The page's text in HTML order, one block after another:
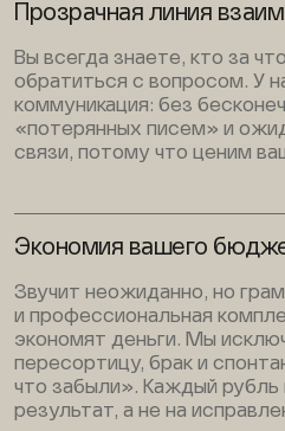
Прозрачная линия
Вы всегда знаете, кто за
обратиться с вопросом. У
коммуникация: без
«потерянных писем» и
связи, потому что ценим
Экономия вашего
Звучит неожиданно, но
и профессиональная
экономят деньги. Мы
пересортицу, брак и
что забыли». Каждый рубль
результат, а не на